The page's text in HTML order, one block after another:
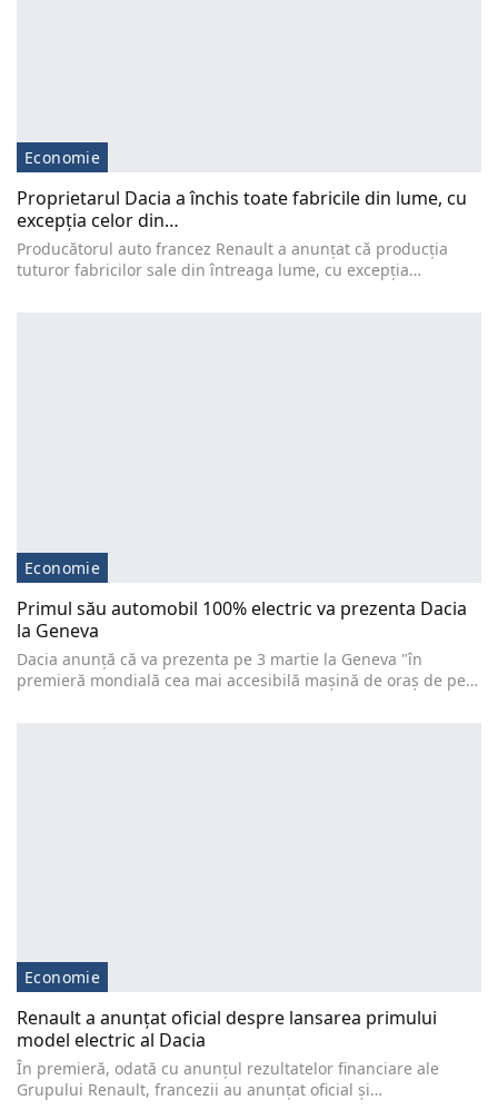
Economie
Proprietarul Dacia a închis toate fabricile din lume, cu
excepţia celor din…
Producătorul auto francez Renault a anunţat că producţia
tuturor fabricilor sale din întreaga lume, cu excepţia…
Economie
Primul său automobil 100% electric va prezenta Dacia
la Geneva
Dacia anunță că va prezenta pe 3 martie la Geneva "în
premieră mondială cea mai accesibilă mașină de oraș de pe…
Economie
Renault a anunțat oficial despre lansarea primului
model electric al Dacia
În premieră, odată cu anunţul rezultatelor financiare ale
Grupului Renault, francezii au anunţat oficial şi…